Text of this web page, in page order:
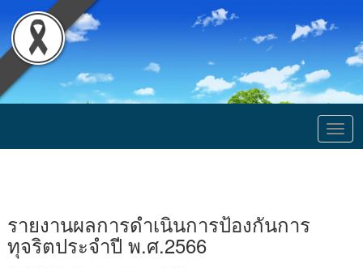
รายงานผลการดำเนินการป้องกันการ
ทุจริตประจำปี พ.ศ.2566